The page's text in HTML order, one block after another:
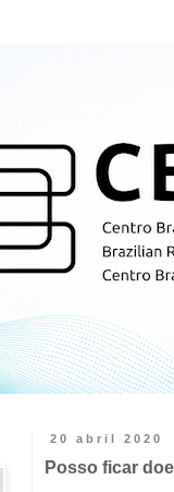
20 abril 2020
Posso ficar